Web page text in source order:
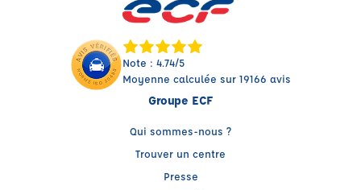
Note : 4.74/5
Moyenne calculée sur 19166 avis
Groupe ECF
Qui sommes-nous ?
Trouver un centre
Presse